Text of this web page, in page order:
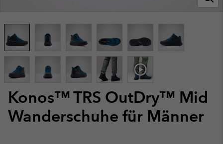
Konos™ TRS OutDry™ Mid
Wanderschuhe für Männer